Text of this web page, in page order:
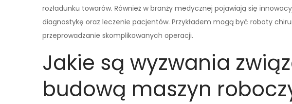
rozładunku towarów. Również w branży medycznej pojawiają się
diagnostykę oraz leczenie pacjentów. Przykładem mogą być roboty
przeprowadzanie skomplikowanych operacji.
Jakie są wyzwania
budową maszyn